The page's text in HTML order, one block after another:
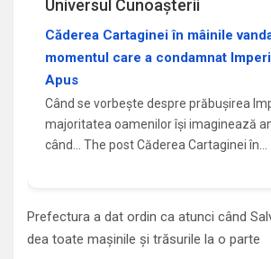
Universul Cunoașterii
Căderea Cartaginei în mâinile
momentul care a condamnat
Apus
Când se vorbește despre prăbușirea
majoritatea oamenilor își imaginează
când... The post Căderea Cartaginei în…
Prefectura a dat ordin ca atunci când
dea toate maşinile și trăsurile la o parte